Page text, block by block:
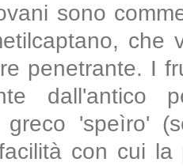
sono
che
penetrante. I
dall'antico
greco 'speìro'
con cui